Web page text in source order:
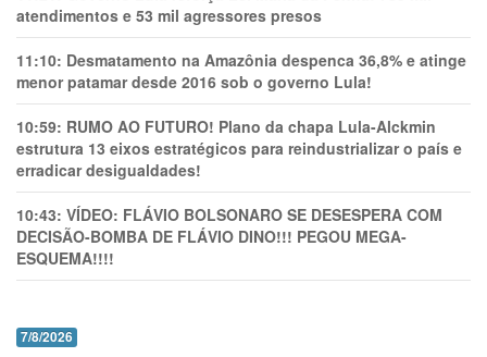
atendimentos e 53 mil agressores presos
11:10: Desmatamento na Amazônia despenca 36,8% e atinge
menor patamar desde 2016 sob o governo Lula!
10:59: RUMO AO FUTURO! Plano da chapa Lula-Alckmin
estrutura 13 eixos estratégicos para reindustrializar o país e
erradicar desigualdades!
10:43: VÍDEO: FLÁVIO BOLSONARO SE DESESPERA COM
DECISÃO-BOMBA DE FLÁVIO DINO!!! PEGOU MEGA-
ESQUEMA!!!!
7/8/2026